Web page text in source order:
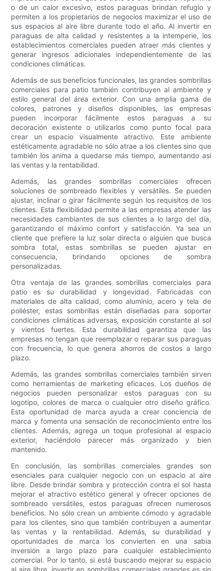
o de un calor excesivo, estos paraguas brindan refugio y
permiten a los propietarios de negocios maximizar el uso de
sus espacios al aire libre durante todo el año. Al invertir en
paraguas de alta calidad y resistentes a la intemperie, los
establecimientos comerciales pueden atraer más clientes y
generar ingresos adicionales independientemente de las
condiciones climáticas.
Además de sus beneficios funcionales, las grandes sombrillas
comerciales para patio también contribuyen al ambiente y
estilo general del área exterior. Con una amplia gama de
colores, patrones y diseños disponibles, las empresas
pueden incorporar fácilmente estos paraguas a su
decoración existente o utilizarlos como punto focal para
crear un espacio visualmente atractivo. Este ambiente
estéticamente agradable no sólo atrae a los clientes sino que
también los anima a quedarse más tiempo, aumentando así
las ventas y la rentabilidad.
Además, las grandes sombrillas comerciales ofrecen
soluciones de sombreado flexibles y versátiles. Se pueden
ajustar, inclinar o girar fácilmente según los requisitos de los
clientes. Esta flexibilidad permite a las empresas atender las
necesidades cambiantes de sus clientes a lo largo del día,
garantizando el máximo confort y satisfacción. Ya sea un
cliente que prefiere la luz solar directa o alguien que busca
sombra total, estas sombrillas se pueden ajustar en
consecuencia, brindando opciones de sombra
personalizadas.
Otra ventaja de las grandes sombrillas comerciales para
patio es su durabilidad y longevidad. Fabricadas con
materiales de alta calidad, como aluminio, acero y tela de
poliéster, estas sombrillas están diseñadas para soportar
condiciones climáticas adversas, exposición constante al sol
y vientos fuertes. Esta durabilidad garantiza que las
empresas no tengan que reemplazar o reparar sus paraguas
con frecuencia, lo que genera ahorros de costos a largo
plazo.
Además, las grandes sombrillas comerciales también sirven
como herramientas de marketing eficaces. Los dueños de
negocios pueden personalizar estos paraguas con su
logotipo, colores de marca o cualquier otro diseño gráfico.
Esta oportunidad de marca ayuda a crear conciencia de
marca y fomenta una sensación de reconocimiento entre los
clientes. Además, agrega un toque profesional al espacio
exterior, haciéndolo parecer más organizado y bien
mantenido.
En conclusión, las sombrillas comerciales grandes son
esenciales para cualquier negocio con un espacio al aire
libre. Desde brindar sombra y protección contra el sol hasta
mejorar el atractivo estético general y ofrecer opciones de
sombreado versátiles, estos paraguas ofrecen numerosos
beneficios. No sólo crean un ambiente cómodo y agradable
para los clientes, sino que también contribuyen a aumentar
las ventas y la rentabilidad. Además, su durabilidad y
oportunidades de marca los convierten en una sabia
inversión a largo plazo para cualquier establecimiento
comercial. Por lo tanto, si está buscando mejorar su espacio